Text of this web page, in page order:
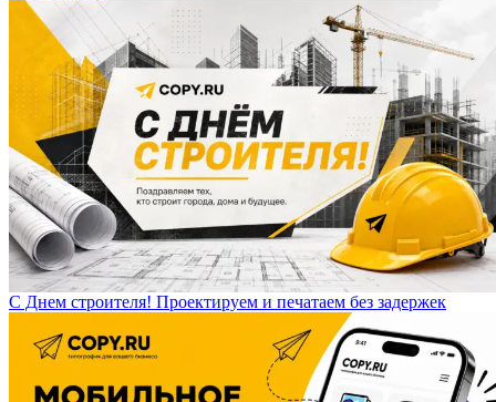
С Днем строителя! Проектируем и печатаем без задержек